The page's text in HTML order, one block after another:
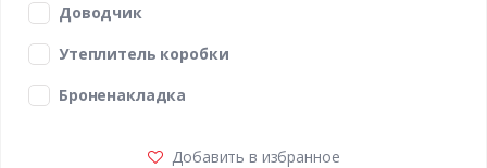
Доводчик
Утеплитель коробки
Броненакладка
Добавить в избранное